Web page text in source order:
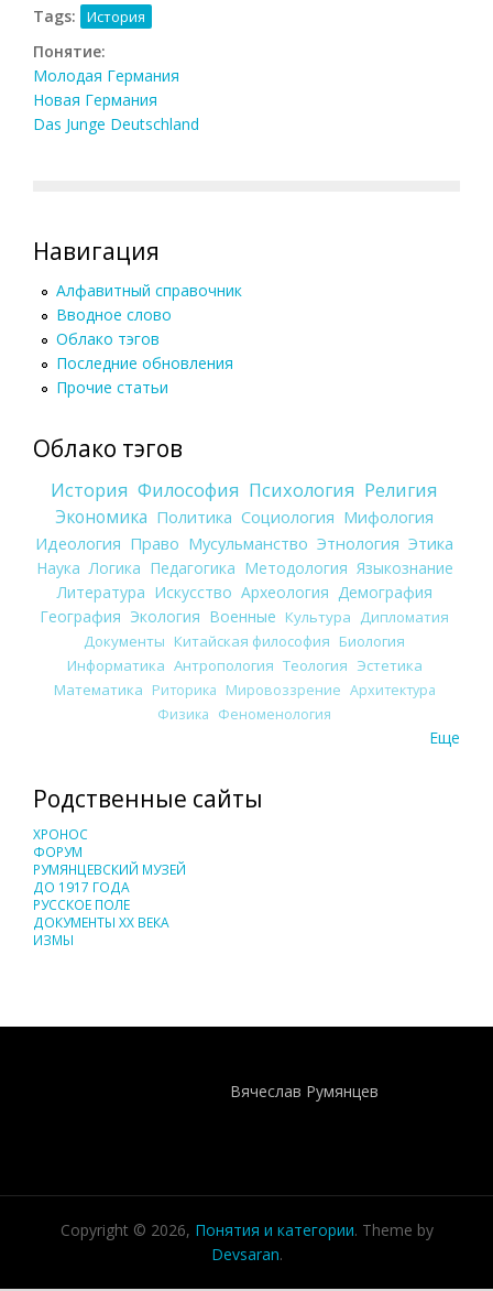
Tags: История
Понятие:
Молодая Германия
Новая Германия
Das Junge Deutschland
Навигация
Алфавитный справочник
Вводное слово
Облако тэгов
Последние обновления
Прочие статьи
Облако тэгов
История Философия Психология Религия
Экономика Политика Социология Мифология
Идеология Право Мусульманство Этнология Этика
Наука Логика Педагогика Методология Языкознание
Литература Искусство Археология Демография
География Экология Военные Культура
Дипломатия
Документы Китайская философия Биология
Информатика Антропология Теология Эстетика
Математика Риторика Мировоззрение Архитектура
Физика Феноменология
Еще
Родственные сайты
ХРОНОС
ФОРУМ
РУМЯНЦЕВСКИЙ МУЗЕЙ
ДО 1917 ГОДА
РУССКОЕ ПОЛЕ
ДОКУМЕНТЫ XX ВЕКА
ИЗМЫ
Вячеслав Румянцев
Copyright © 2026, Понятия и категории. Theme by
Devsaran.